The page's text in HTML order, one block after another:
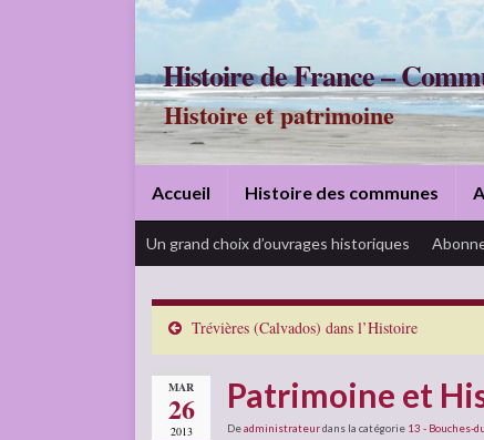
Histoire de France –
Histoire et patrimoine
Accueil Histoire des communes
Un grand choix d’ouvrages historiques
Trévières (Calvados) dans l’Histoire
MAR
26
2013
Patrimoine et
Deadministrateurdans la catégorie 13 - Bouches-